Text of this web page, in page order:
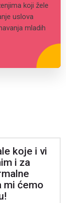
koji žele
uslova
mladih
koje i vi
i za
mi ćemo